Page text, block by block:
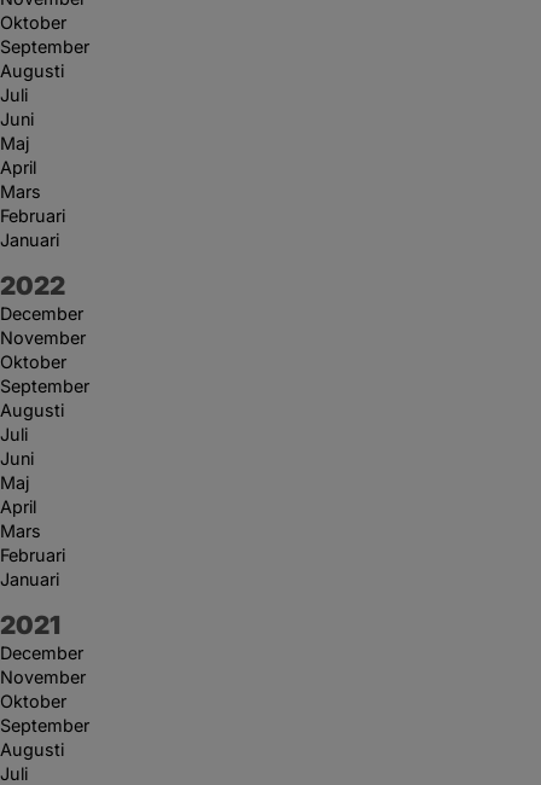
Oktober
September
Augusti
Juli
Juni
Maj
April
Mars
Februari
Januari
År:
2022
December
November
Oktober
September
Augusti
Juli
Juni
Maj
April
Mars
Februari
Januari
År:
2021
December
November
Oktober
September
Augusti
Juli